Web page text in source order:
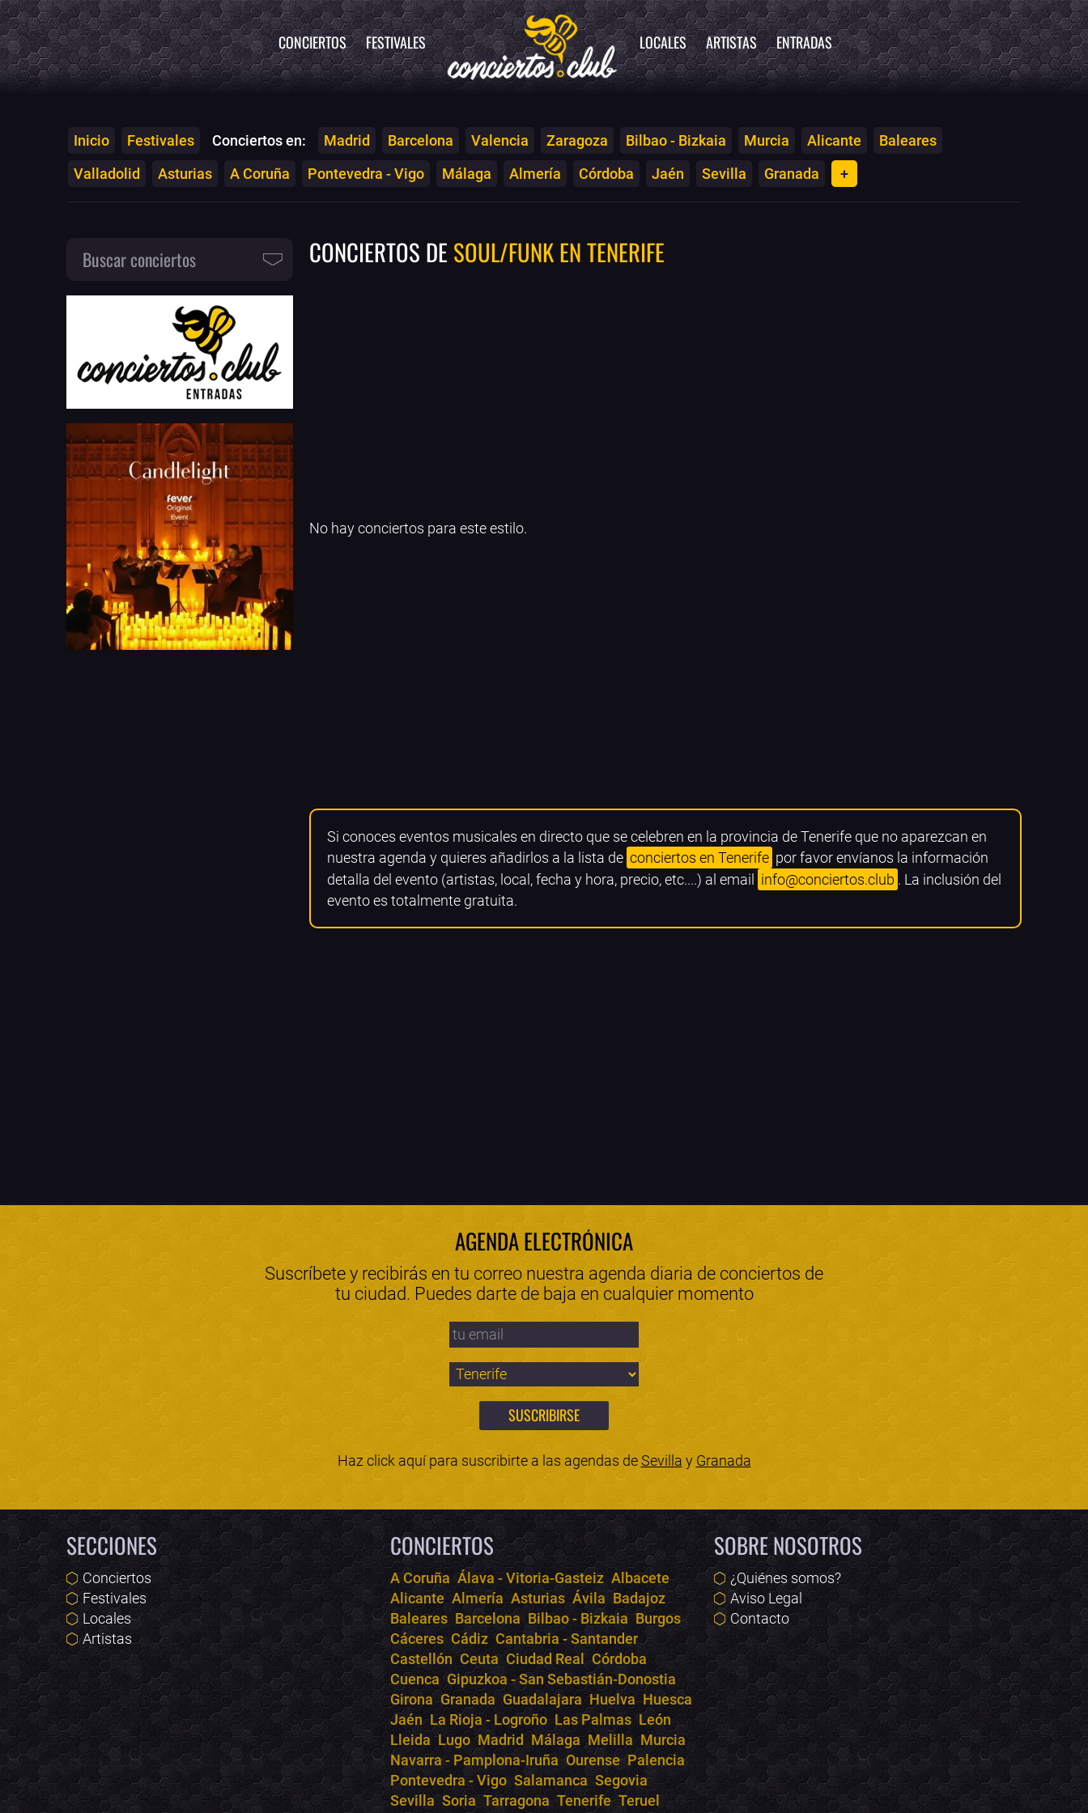
CONCIERTOS FESTIVALES LOCALES ARTISTAS ENTRADAS
Inicio Festivales Conciertos en: Madrid Barcelona Valencia Zaragoza Bilbao - Bizkaia Murcia Alicante
Baleares
Valladolid
Asturias A Coruña Pontevedra - Vigo Málaga Almería Córdoba Jaén Sevilla Granada +
CONCIERTOS DE SOUL/FUNK EN TENERIFE
No hay conciertos para este estilo.
Si conoces eventos musicales en directo que se celebren en la provincia de Tenerife que no aparezcan en
nuestra agenda y quieres añadirlos a la lista de conciertos en Tenerife por favor envíanos la información
detalla del evento (artistas, local, fecha y hora, precio, etc....) al email
info@conciertos.club . La inclusión del
evento es totalmente gratuita.
Buscar conciertos
AGENDA ELECTRÓNICA
Suscríbete y recibirás en tu correo nuestra agenda diaria de conciertos de
tu ciudad. Puedes darte de baja en cualquier momento
Haz click aquí para suscribirte a las agendas deSevilla y Granada
SECCIONES
Conciertos
Festivales
Locales
Artistas
CONCIERTOS
A Coruña Álava - Vitoria-Gasteiz Albacete
Alicante Almería Asturias Ávila Badajoz
Baleares Barcelona Bilbao - Bizkaia Burgos
Cáceres Cádiz Cantabria - Santander
Castellón Ceuta Ciudad Real
Córdoba
Cuenca Gipuzkoa - San Sebastián-Donostia
Girona Granada Guadalajara Huelva Huesca
Jaén La Rioja - Logroño Las Palmas León
Lleida Lugo Madrid Málaga Melilla Murcia
Navarra - Pamplona-Iruña Ourense Palencia
Pontevedra - Vigo Salamanca Segovia
Sevilla Soria Tarragona Tenerife Teruel
SOBRE NOSOTROS
¿Quiénes somos?
Aviso Legal
Contacto
Online · Te ayudo a encontrar conciertos